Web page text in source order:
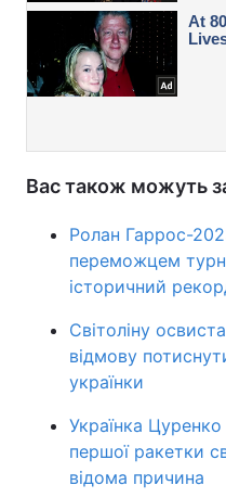
Вас також можуть
Ролан Гаррос-
переможцем
історичний
Світоліну
відмову
українки
Українка
першої ракетки
відома причина